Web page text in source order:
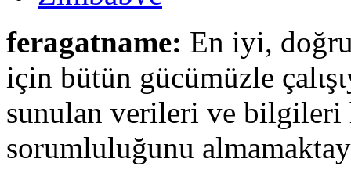
feragatname: En iyi,
için bütün gücümüzle
sunulan verileri ve bilgileri
sorumluluğunu